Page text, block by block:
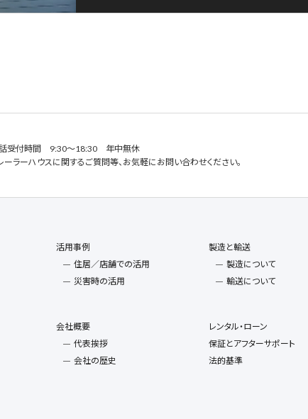
受付時間 9:30～18:30 年中無休
ーラーハウスに関するご質問等、お気軽にお問い合わせください。
活用事例
住居／店舗での活用
災害時の活用
会社概要
代表挨拶
会社の歴史
製造と輸送
製造について
輸送について
レンタル・ローン
保証とアフターサポート
法的基準